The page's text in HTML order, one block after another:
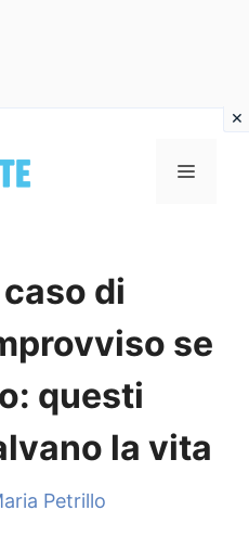
MENU
di
se
questi
la vita
Petrillo